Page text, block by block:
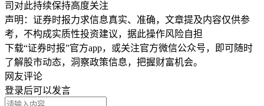
司对此持续保持高度关注
声明：证券时报力求信息真实、准确，文章提及内容仅供参
考，不构成实质性投资建议，据此操作风险自担
下载“证券时报”官方app，或关注官方微信公众号，即可随时
了解股市动态，洞察政策信息，把握财富机会。
网友评论
登录后可以发言